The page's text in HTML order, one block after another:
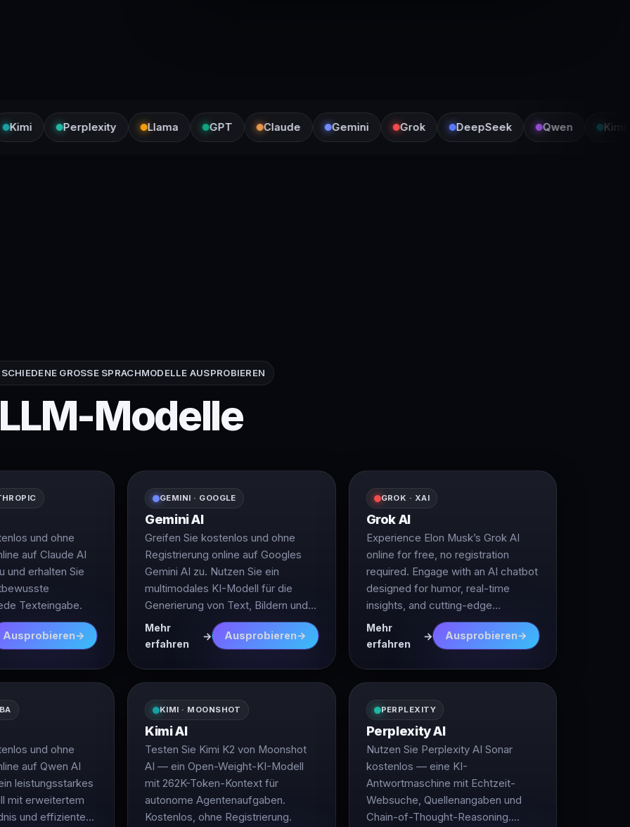
Perplexity Llama GPT Claude Gemini Grok DeepSeek Qwen Kimi
GROSSE SPRACHMODELLE AUSPROBIEREN
LLM-Modelle
und ohne
auf Claude AI
und erhalten Sie
Texteingabe.
Ausprobieren
GEMINI · GOOGLE
Gemini AI
Greifen Sie kostenlos und ohne
Registrierung online auf Googles
Gemini AI zu. Nutzen Sie ein
multimodales KI-Modell für die
Generierung von Text, Bildern und
Code mit fortschrittlichen
Denkfähigkeiten.
Mehr
erfahren
Ausprobieren
GROK · XAI
Grok AI
Experience Elon Musk’s Grok AI
online for free, no registration
required. Engage with an AI chatbot
designed for humor, real-time
insights, and cutting-edge
conversational abilities.
Mehr
erfahren
Ausprobieren
und ohne
auf Qwen AI
leistungsstarkes
mit erweitertem
und effizienter
KIMI · MOONSHOT
Kimi AI
Testen Sie Kimi K2 von Moonshot
AI — ein Open-Weight-KI-Modell
mit 262K-Token-Kontext für
autonome Agentenaufgaben.
Kostenlos, ohne Registrierung.
PERPLEXITY
Perplexity AI
Nutzen Sie Perplexity AI Sonar
kostenlos — eine KI-
Antwortmaschine mit Echtzeit-
Websuche, Quellenangaben und
Chain-of-Thought-Reasoning.